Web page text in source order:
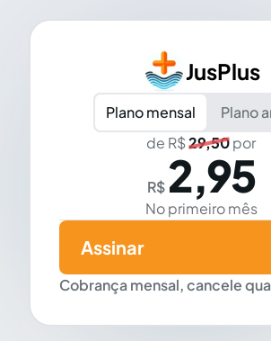
JusPlus
Plano mensal
Plano
de R$29,50por
R$ 2,95
No primeiro mês
Cobrança mensal, cancele
Assinar